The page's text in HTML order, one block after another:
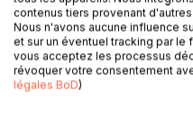
DESCRIPTION
contenus tiers provenant
Nous n'avons aucune influence
et sur un éventuel tracking par le
vous acceptez les processus
révoquer votre consentement
légales BoD)